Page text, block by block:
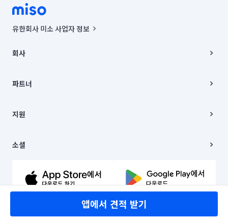
앱에서 견적 받기
유한회사 미소 사업자 정보
00019 |
주소 | 본사: 서울특별시 종로구 율곡로 6(중학동, 트윈트리빌딩) B동 5층
컨택센터 : 서울특별시 종로구 수송동 율곡로 24, 7층, 8층 미소
상품, 상품정보, 거래에 관한 의무와 책임은 거래당사자에게 있습니다.
언론 보도 관련 문의:
© 유한회사 미소. Miso, Inc. All Rights Reserved.
회사
채용
파트너
이사
지원
이용약관
문의하기
소셜
유튜브